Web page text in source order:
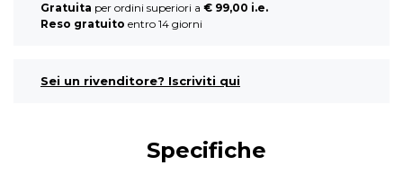
Gratuita per ordini superiori a € 99,00 i.e.
Reso gratuito entro 14 giorni
Sei un rivenditore? Iscriviti qui
Specifiche